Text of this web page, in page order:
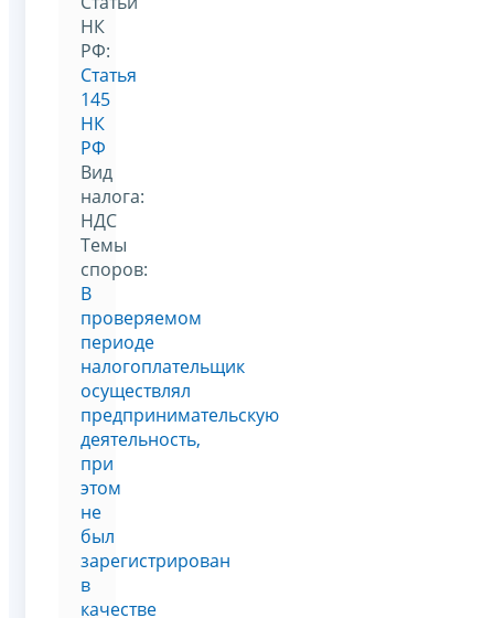
НК
РФ:
Статья
145
НК
РФ
Вид
налога:
НДС
Темы
споров:
В
проверяемом
периоде
налогоплательщик
осуществлял
предпринимательскую
деятельность,
при
этом
не
был
зарегистрирован
в
качестве